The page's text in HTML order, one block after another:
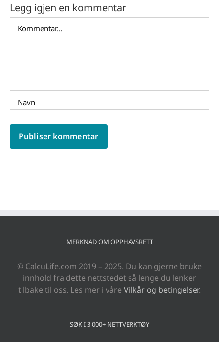
Legg igjen en kommentar
MERKNAD OM OPPHAVSRETT
© CalcuLife.com 2019 – 2025. Du kan gjerne bruke
innhold fra dette nettstedet så lenge du lenker
tilbake til oss. Les mer i våre Vilkår og betingelser.
SØK I 3 000+ NETTVERKTØY